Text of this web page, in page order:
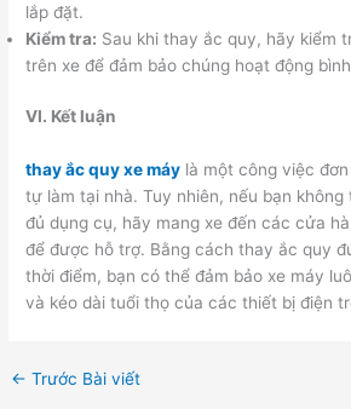
lắp đặt.
Kiểm tra: Sau khi thay ắc quy, hãy kiểm
trên xe để đảm bảo chúng hoạt động
VI. Kết luận
thay ắc quy xe máy là một công việc
tự làm tại nhà. Tuy nhiên, nếu bạn
đủ dụng cụ, hãy mang xe đến các cửa
để được hỗ trợ. Bằng cách thay ắc quy
thời điểm, bạn có thể đảm bảo xe máy
và kéo dài tuổi thọ của các thiết bị điện
← Trước Bài viết